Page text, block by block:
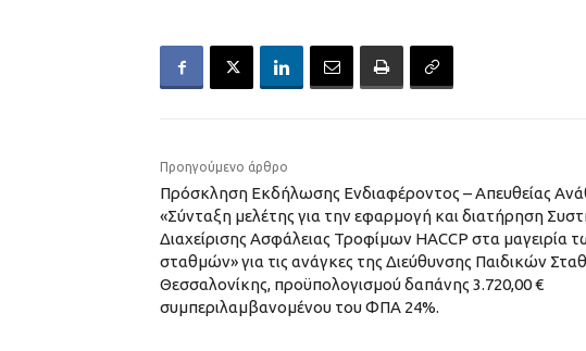
Προηγούμενο άρθρο
Πρόσκληση Εκδήλωσης Ενδιαφέροντος – Απευθείας
«Σύνταξη μελέτης για την εφαρμογή και διατήρηση
Διαχείρισης Ασφάλειας Τροφίμων HACCP στα μαγειρία
σταθμών» για τις ανάγκες της Διεύθυνσης Παιδικών
Θεσσαλονίκης, προϋπολογισμού δαπάνης 3.720,00 €
συμπεριλαμβανομένου του ΦΠΑ 24%.